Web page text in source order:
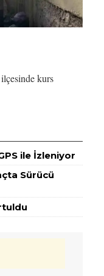
kurs
ile İzleniyor
Sürücü